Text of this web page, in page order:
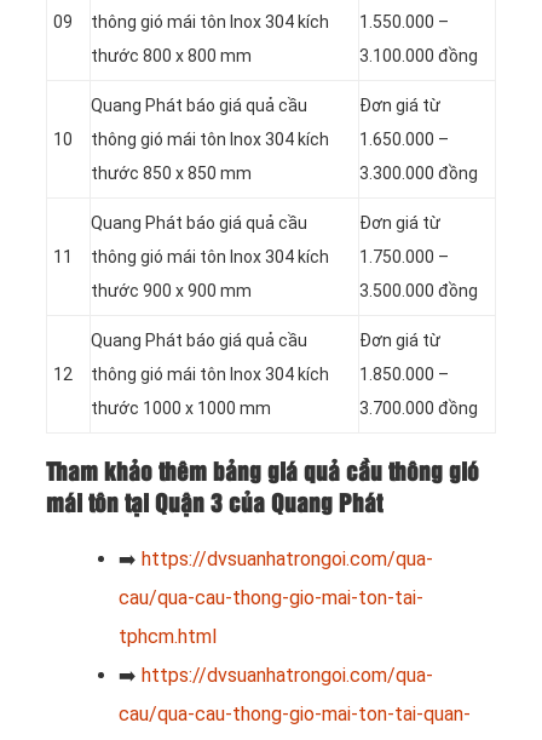
09
thông gió mái tôn Inox 304 kích
thước 800 x 800 mm
1.550.000 –
3.100.000 đồng
10
Quang Phát báo giá quả cầu
thông gió mái tôn Inox 304 kích
thước 850 x 850 mm
Đơn giá từ
1.650.000 –
3.300.000 đồng
11
Quang Phát báo giá quả cầu
thông gió mái tôn Inox 304 kích
thước 900 x 900 mm
Đơn giá từ
1.750.000 –
3.500.000 đồng
12
Quang Phát báo giá quả cầu
thông gió mái tôn Inox 304 kích
thước 1000 x 1000 mm
Đơn giá từ
1.850.000 –
3.700.000 đồng
Tham khảo thêm bảng giá quả cầu thông gió
mái tôn tại Quận 3 của Quang Phát
➡️ https://dvsuanhatrongoi.com/qua-
cau/qua-cau-thong-gio-mai-ton-tai-
tphcm.html
➡️ https://dvsuanhatrongoi.com/qua-
cau/qua-cau-thong-gio-mai-ton-tai-quan-